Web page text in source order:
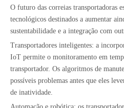
O futuro das correias transportadoras
tecnológicos destinados a aumentar
sustentabilidade e a integração com
Transportadores inteligentes: a
IoT permite o monitoramento em
transportador. Os algoritmos de
possíveis problemas antes que eles
de inatividade.